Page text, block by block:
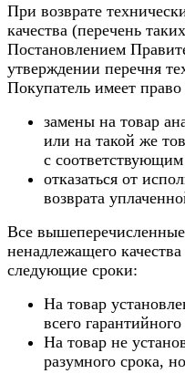
При возврате
качества (перечень
Постановлением
утверждении перечня
Покупатель имеет право
замены на товар
или на такой же
с
отказаться от
возврата
Все вышеперечисленные
ненадлежащего
следующие сроки:
На товар
всего
На товар не
разумного срока,